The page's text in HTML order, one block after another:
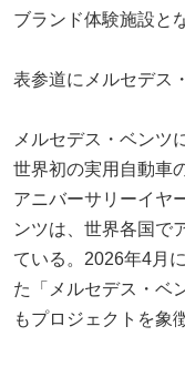
ブランド体験施設と
表参道にメルセデス
メルセデス・ベンツ
世界初の実用自動車
アニバーサリーイヤ
ンツは、世界各国で
ている。2026年4月
た「メルセデス・ベ
もプロジェクトを象